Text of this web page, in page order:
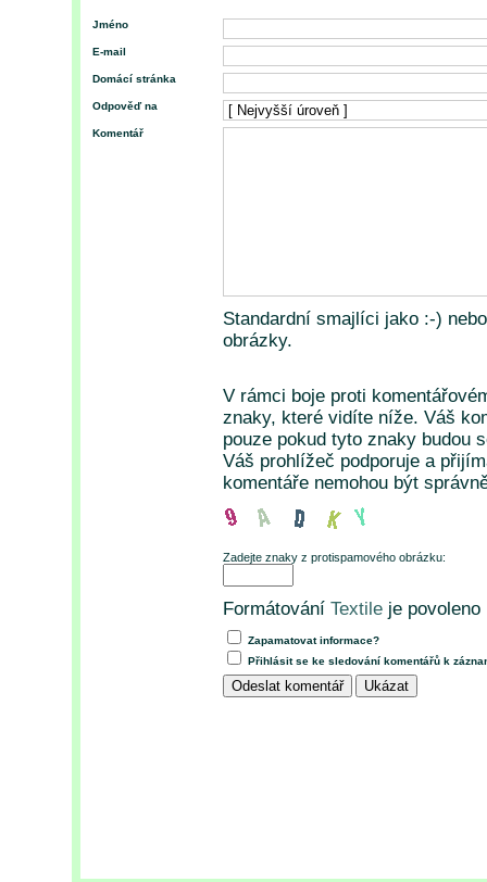
Jméno
E-mail
Domácí stránka
Odpověď na
Komentář
Standardní smajlíci jako :-)
obrázky.
V rámci boje proti
znaky, které vidíte níže. Váš
pouze pokud tyto znaky budou
Váš prohlížeč podporuje a
komentáře nemohou být
Zadejte znaky z protispamového obrázku:
FormátováníTextile je povoleno
Zapamatovat informace?
Přihlásit se ke sledování komentářů k